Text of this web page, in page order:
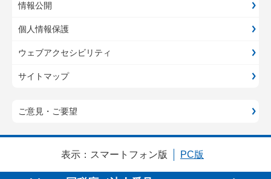
情報公開
個人情報保護
ウェブアクセシビリティ
サイトマップ
ご意見・ご要望
表示： スマートフォン版 PC版